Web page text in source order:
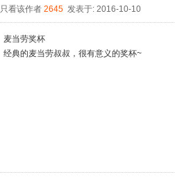
只看该作者 2645 发表于: 2016-10-10
麦当劳奖杯
经典的麦当劳叔叔，很有意义的奖杯~